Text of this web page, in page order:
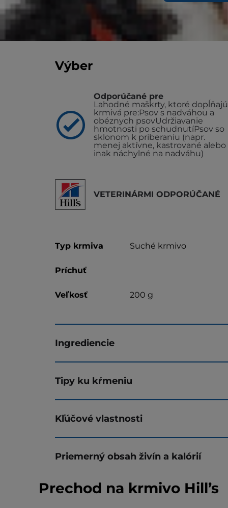
Psie maškrty Hill's Healthy Weight –
ako 1 rok, ktoré podporuje zdravé
Vyhľadať útulok / veterinára
Výber
Odporúčané pre
Lahodné maškrty, ktoré dopĺňajú
krmivá pre:Psov s nadváhou a
obéznych psovUdržiavanie
hmotnosti po schudnutíPsov so
sklonom k priberaniu (napr.
menej aktívne, kastrované alebo
inak náchylné na nadváhu)
VETERINÁRMI ODPORÚČANÉ
Typ krmiva Suché krmivo
Príchuť
Veľkosť 200 g
Ingrediencie
Tipy ku kŕmeniu
Kľúčové vlastnosti
Priemerný obsah živín a kalórií
Prechod na krmivo Hill’s